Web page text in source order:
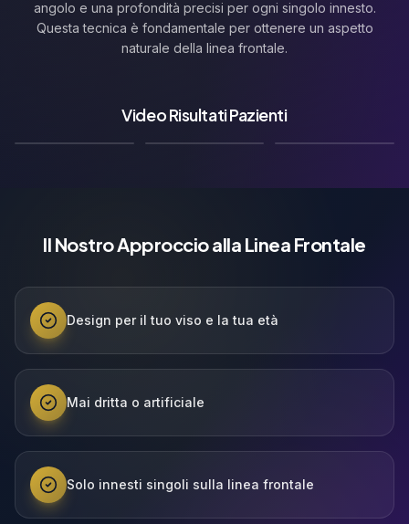
angolo e una profondità precisi per ogni singolo innesto.
Questa tecnica è fondamentale per ottenere un aspetto
naturale della linea frontale.
Video Risultati Pazienti
🇩🇪 Video Risultato 🇫🇷
Il Nostro Approccio alla Linea Frontale
Design per il tuo viso e la tua età
Mai dritta o artificiale
Solo innesti singoli sulla linea frontale